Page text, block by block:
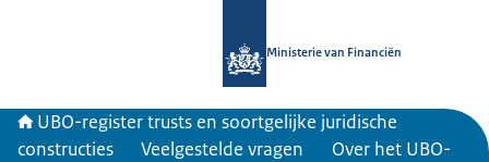
Ministerie van Financiën
UBO-register trusts en soortgelijke juridische
constructies
Veelgestelde vragen
Over het UBO-